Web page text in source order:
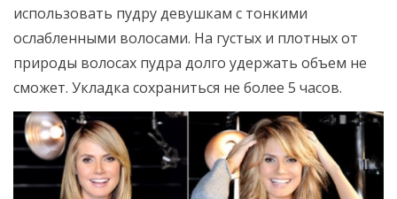
использовать пудру девушкам с тонкими
ослабленными волосами. На густых и плотных от
природы волосах пудра долго удержать объем не
сможет. Укладка сохраниться не более 5 часов.